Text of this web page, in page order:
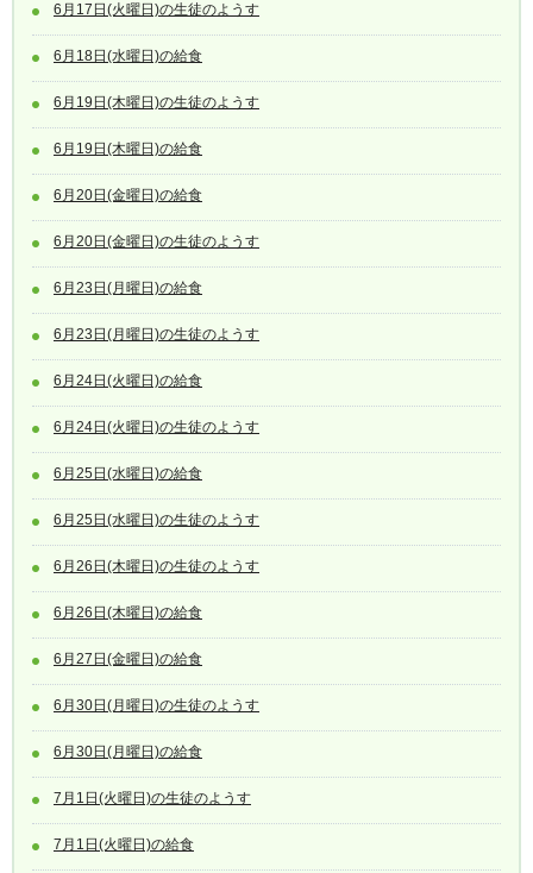
6月17日(火曜日)の生徒のようす
6月18日(水曜日)の給食
6月19日(木曜日)の生徒のようす
6月19日(木曜日)の給食
6月20日(金曜日)の給食
6月20日(金曜日)の生徒のようす
6月23日(月曜日)の給食
6月23日(月曜日)の生徒のようす
6月24日(火曜日)の給食
6月24日(火曜日)の生徒のようす
6月25日(水曜日)の給食
6月25日(水曜日)の生徒のようす
6月26日(木曜日)の生徒のようす
6月26日(木曜日)の給食
6月27日(金曜日)の給食
6月30日(月曜日)の生徒のようす
6月30日(月曜日)の給食
7月1日(火曜日)の生徒のようす
7月1日(火曜日)の給食